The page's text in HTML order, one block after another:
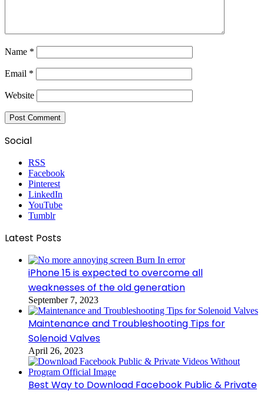
Name *
Email *
Website
Social
RSS
Facebook
Pinterest
LinkedIn
YouTube
Tumblr
Latest Posts
iPhone 15 is expected to overcome all
weaknesses of the old generation
September 7, 2023
Maintenance and Troubleshooting Tips for
Solenoid Valves
April 26, 2023
Best Way to Download Facebook Public & Private